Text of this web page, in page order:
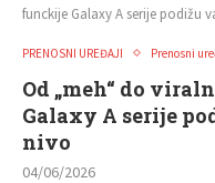
funckije Galaxy A serije podižu
PRENOSNI UREĐAJI Prenosni
Od „meh“ do
Galaxy A serije
nivo
04/06/2026